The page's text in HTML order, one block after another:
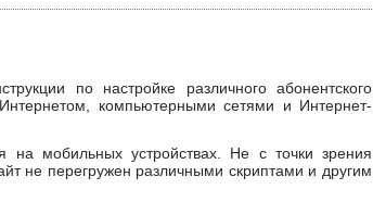
по настройке различного абонентского
компьютерными сетями и Интернет-
на мобильных устройствах. Не с точки зрения
не перегружен различными скриптами и другим